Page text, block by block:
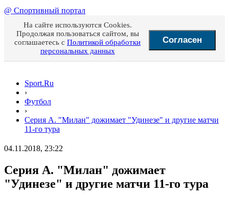
@ Спортивный портал
На сайте используются Cookies.
Продолжая пользоваться сайтом, вы
соглашаетесь с Политикой обработки
персональных данных
Согласен
Sport.Ru
›
Футбол
›
Серия А. "Милан" дожимает "Удинезе" и другие матчи
11-го тура
04.11.2018, 23:22
Серия А. "Милан" дожимает
"Удинезе" и другие матчи 11-го тура